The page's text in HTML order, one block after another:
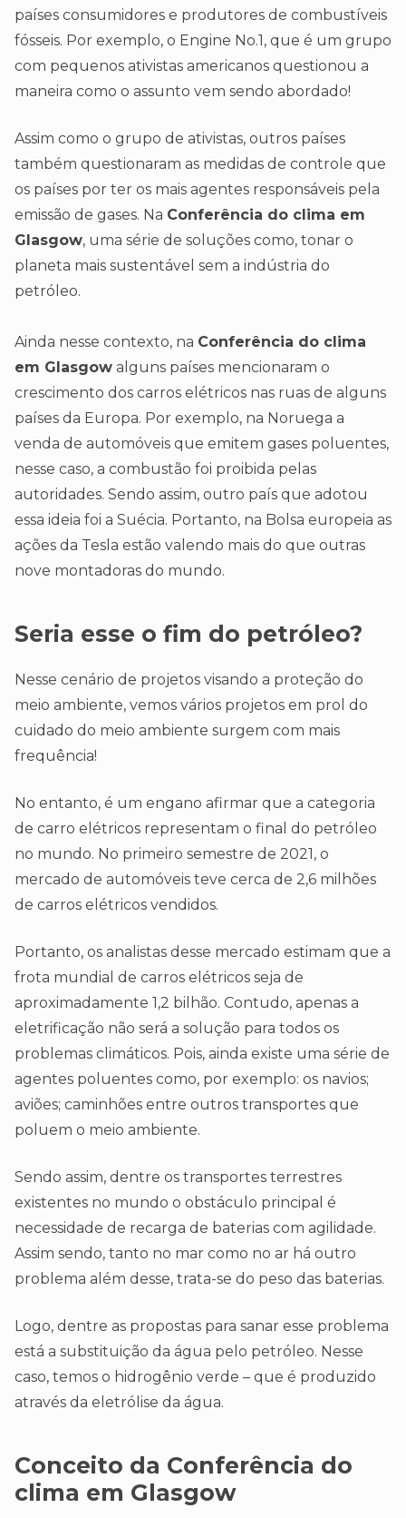
países consumidores e produtores de combustíveis
fósseis. Por exemplo, o Engine No.1, que é um grupo
com pequenos ativistas americanos questionou a
maneira como o assunto vem sendo abordado!
Assim como o grupo de ativistas, outros países
também questionaram as medidas de controle que
os países por ter os mais agentes responsáveis pela
emissão de gases. Na Conferência do clima em
Glasgow, uma série de soluções como, tonar o
planeta mais sustentável sem a indústria do
petróleo.
Ainda nesse contexto, na Conferência do clima
em Glasgow alguns países mencionaram o
crescimento dos carros elétricos nas ruas de alguns
países da Europa. Por exemplo, na Noruega a
venda de automóveis que emitem gases poluentes,
nesse caso, a combustão foi proibida pelas
autoridades. Sendo assim, outro país que adotou
essa ideia foi a Suécia. Portanto, na Bolsa europeia as
ações da Tesla estão valendo mais do que outras
nove montadoras do mundo.
Seria esse o fim do petróleo?
Nesse cenário de projetos visando a proteção do
meio ambiente, vemos vários projetos em prol do
cuidado do meio ambiente surgem com mais
frequência!
No entanto, é um engano afirmar que a categoria
de carro elétricos representam o final do petróleo
no mundo. No primeiro semestre de 2021, o
mercado de automóveis teve cerca de 2,6 milhões
de carros elétricos vendidos.
Portanto, os analistas desse mercado estimam que a
frota mundial de carros elétricos seja de
aproximadamente 1,2 bilhão. Contudo, apenas a
eletrificação não será a solução para todos os
problemas climáticos. Pois, ainda existe uma série de
agentes poluentes como, por exemplo: os navios;
aviões; caminhões entre outros transportes que
poluem o meio ambiente.
Sendo assim, dentre os transportes terrestres
existentes no mundo o obstáculo principal é
necessidade de recarga de baterias com agilidade.
Assim sendo, tanto no mar como no ar há outro
problema além desse, trata-se do peso das baterias.
Logo, dentre as propostas para sanar esse problema
está a substituição da água pelo petróleo. Nesse
caso, temos o hidrogênio verde – que é produzido
através da eletrólise da água.
Conceito da Conferência do
clima em Glasgow